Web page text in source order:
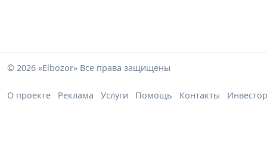
© 2026 «Elbozor» Все права защищены
О проекте Реклама Услуги Помощь Контакты